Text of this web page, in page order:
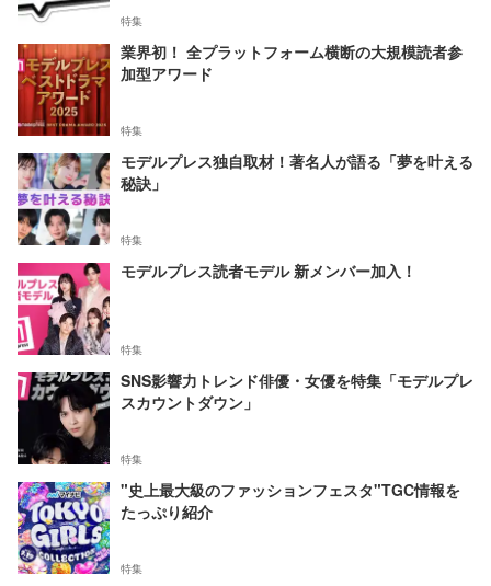
特集
業界初！ 全プラットフォーム横断の大規模読者参
加型アワード
特集
モデルプレス独自取材！著名人が語る「夢を叶える
秘訣」
特集
モデルプレス読者モデル 新メンバー加入！
特集
SNS影響力トレンド俳優・女優を特集「モデルプレ
スカウントダウン」
特集
"史上最大級のファッションフェスタ"TGC情報を
たっぷり紹介
特集